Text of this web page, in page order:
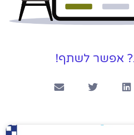
אפשר לשתף!